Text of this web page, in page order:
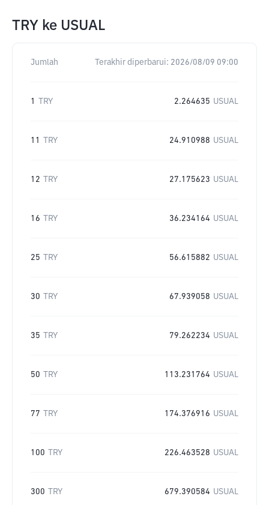
TRY ke USUAL
Jumlah Terakhir diperbarui: 2026/08/09 09:00
1 TRY 2.264635 USUAL
11 TRY 24.910988 USUAL
12 TRY 27.175623 USUAL
16 TRY 36.234164 USUAL
25 TRY 56.615882 USUAL
30 TRY 67.939058 USUAL
35 TRY 79.262234 USUAL
50 TRY 113.231764 USUAL
77 TRY 174.376916 USUAL
100 TRY 226.463528 USUAL
300 TRY 679.390584 USUAL